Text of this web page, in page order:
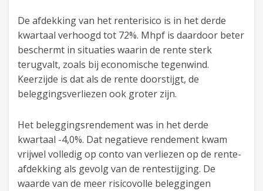
De afdekking van het renterisico is in het derde
kwartaal verhoogd tot 72%. Mhpf is daardoor beter
beschermt in situaties waarin de rente sterk
terugvalt, zoals bij economische tegenwind.
Keerzijde is dat als de rente doorstijgt, de
beleggingsverliezen ook groter zijn.
Het beleggingsrendement was in het derde
kwartaal -4,0%. Dat negatieve rendement kwam
vrijwel volledig op conto van verliezen op de rente-
afdekking als gevolg van de rentestijging. De
waarde van de meer risicovolle beleggingen